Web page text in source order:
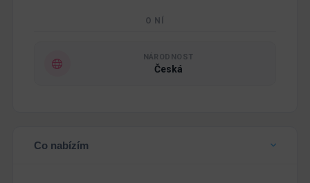
O NÍ
NÁRODNOST
Česká
Co nabízím